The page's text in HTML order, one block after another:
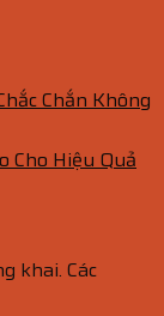
Chắn Không
Cho Hiệu Quả
khai. Các